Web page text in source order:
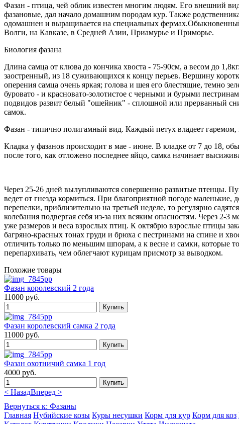
Фазан - птица, чей облик известен многим людям. Его внешний
фазановые, дал начало домашним породам кур. Также
одомашнен и выращивается на специальных
Волги, на Кавказе, в Средней Азии, Приамурье и Приморье.
Биология фазана
Длина самца от клюва до кончика хвоста - 75-90см, а весом до
заостренный, из 18 суживающихся к концу перьев. Вершину
оперения самца очень яркая; голова и шея его блестящие, темно
буровато - и красновато-золотистое с черными и бурыми
подвидов развит белый "ошейник" - сплошной или прерванный
самок.
Фазан - типично полигамный вид. Каждый петух владеет
Кладка у фазанов происходит в мае - июне. В кладке от 7 до 18,
после того, как отложено последнее яйцо, самка начинает
Через 25-26 дней вылупливаются совершенно развитые птенцы.
ведет от гнезда кормиться. При благоприятной погоде маленькие,
перепелки, приблизительно на третьей неделе, то регулярно
колебания подвергая себя из-за них всяким опасностям. Через 2-
уже размеров и веса взрослых птиц. К октябрю взрослые птицы
багряно-красных тонах груди и брюха с пестринами на спине и
отличить только по меньшим шпорам, а к весне и самки, которые
перепархивать, чем облегчают курицам присмотр за выводком.
Похожие товары
Фазан королевский 2 года
11000 руб.
Фазан королевский самка 2 года
11000 руб.
Фазан охотничий самка 1 год
4000 руб.
< НазадВперед >
Вернуться к: Фазаны
Главная Нубийские козы Куры несушки Корм для кур Корм для коз